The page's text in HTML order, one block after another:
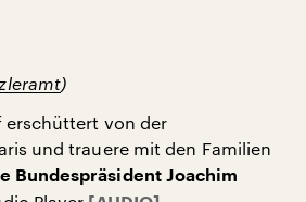
)
erschüttert von der
und trauere mit den Familien
Bundespräsident Joachim